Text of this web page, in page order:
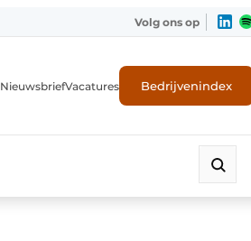
Volg ons op
NieuwsbriefVacatures Bedrijvenindex